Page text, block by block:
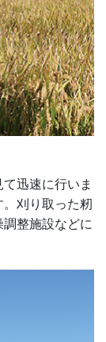
迅速に行いま
刈り取った籾
整施設などに